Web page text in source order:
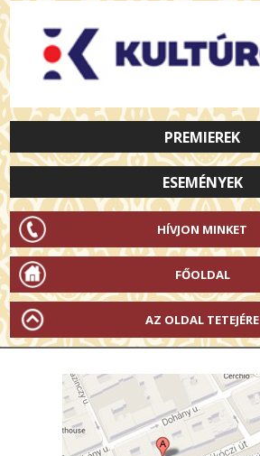
PREMIEREK
ESEMÉNYEK
HÍVJON MINKET
FŐOLDAL
AZ OLDAL TETEJÉRE